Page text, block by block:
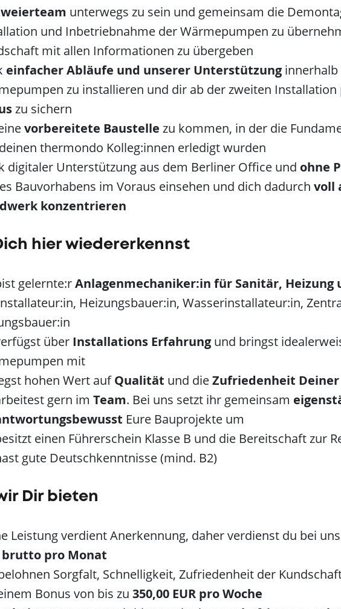
unterwegs zu sein und gemeinsam die
und Inbetriebnahme der Wärmepumpen zu
mit allen Informationen zu übergeben
einfacher Abläufe und unserer Unterstützung
zu installieren und dir ab der zweiten Installation
zu sichern
vorbereitete Baustelle zu kommen, in der die
thermondo Kolleg:innen erledigt wurden
digitaler Unterstützung aus dem Berliner Office und ohne
Bauvorhabens im Voraus einsehen und dich dadurch voll
konzentrieren
hier wiedererkennst
gelernte:rAnlagenmechaniker:in für Sanitär, Heizung
Heizungsbauer:in, Wasserinstallateur:in,
über Installations Erfahrung und bringst
mit
hohen Wert aufQualität und dieZufriedenheit
gern im Team. Bei uns setzt ihr gemeinsam
Eure Bauprojekte um
einen Führerschein Klasse B und die Bereitschaft zur
gute Deutschkenntnisse (mind. B2)
Dir bieten
Leistung verdient Anerkennung, daher verdienst du bei
brutto pro Monat
Sorgfalt, Schnelligkeit, Zufriedenheit der
Bonus von bis zu 350,00 EUR pro Woche